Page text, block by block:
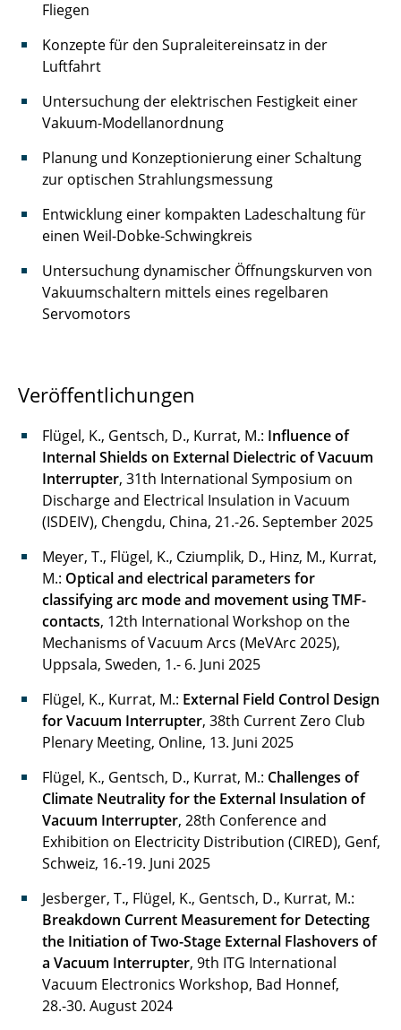
Fliegen
Konzepte für den Supraleitereinsatz in der
Luftfahrt
Untersuchung der elektrischen Festigkeit einer
Vakuum-Modellanordnung
Planung und Konzeptionierung einer Schaltung
zur optischen Strahlungsmessung
Entwicklung einer kompakten Ladeschaltung für
einen Weil-Dobke-Schwingkreis
Untersuchung dynamischer Öffnungskurven von
Vakuumschaltern mittels eines regelbaren
Servomotors
Veröffentlichungen
Flügel, K., Gentsch, D., Kurrat, M.: Influence of
Internal Shields on External Dielectric of Vacuum
Interrupter, 31th International Symposium on
Discharge and Electrical Insulation in Vacuum
(ISDEIV), Chengdu, China, 21.-26. September 2025
Meyer, T., Flügel, K., Cziumplik, D., Hinz, M., Kurrat,
M.: Optical and electrical parameters for
classifying arc mode and movement using TMF-
contacts, 12th International Workshop on the
Mechanisms of Vacuum Arcs (MeVArc 2025),
Uppsala, Sweden, 1.- 6. Juni 2025
Flügel, K., Kurrat, M.: External Field Control Design
for Vacuum Interrupter, 38th Current Zero Club
Plenary Meeting, Online, 13. Juni 2025
Flügel, K., Gentsch, D., Kurrat, M.: Challenges of
Climate Neutrality for the External Insulation of
Vacuum Interrupter, 28th Conference and
Exhibition on Electricity Distribution (CIRED), Genf,
Schweiz, 16.-19. Juni 2025
Jesberger, T., Flügel, K., Gentsch, D., Kurrat, M.:
Breakdown Current Measurement for Detecting
the Initiation of Two-Stage External Flashovers of
a Vacuum Interrupter, 9th ITG International
Vacuum Electronics Workshop, Bad Honnef,
28.-30. August 2024